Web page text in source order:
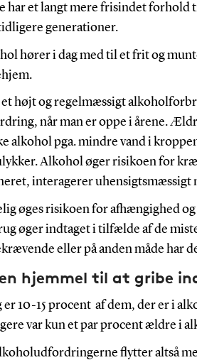
har et langt mere frisindet forhold
generationer.
hører i dag med til et frit og
højt og regelmæssigt
når man er oppe i årene.
alkohol pga. mindre vand i
Alkohol øger risikoen for
interagerer uhensigtsmæssigt
øges risikoen for afhængighed
øger indtaget i tilfælde af de
eller på anden måde har
hjemmel til at gribe
er 10-15 procent af dem, der er i
var kun et par procent ældre i
flytter altså